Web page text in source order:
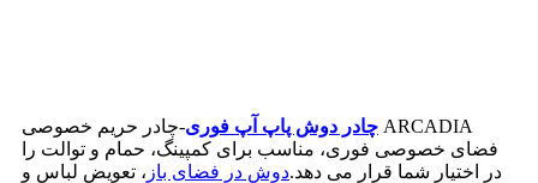
چادر دوش پاپ آپ فوری-چادر حریم خصوصی ARCADIA
فضای خصوصی فوری، مناسب برای کمپینگ، حمام و توالت را
در اختیار شما قرار می دهد.دوش در فضای باز ، تعویض لباس و